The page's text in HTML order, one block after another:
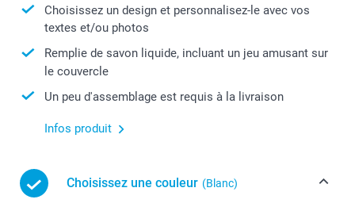
Choisissez un design et personnalisez-le avec vos
textes et/ou photos
Remplie de savon liquide, incluant un jeu amusant sur
le couvercle
Un peu d'assemblage est requis à la livraison
Infos produit
Choisissez une couleur (Blanc)